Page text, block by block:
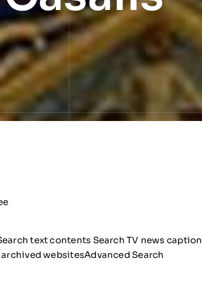
text contents Search TV news
websitesAdvanced Search